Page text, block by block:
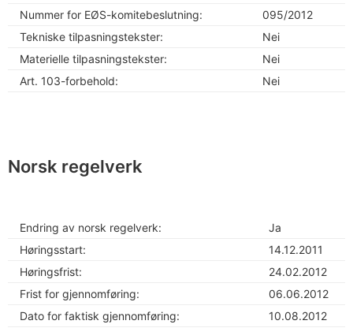
Nummer for EØS-komitebeslutning:
095/2012
Tekniske tilpasningstekster:
Nei
Materielle tilpasningstekster:
Nei
Art. 103-forbehold:
Nei
Norsk regelverk
Endring av norsk regelverk:
Ja
Høringsstart:
14.12.2011
Høringsfrist:
24.02.2012
Frist for gjennomføring:
06.06.2012
Dato for faktisk gjennomføring:
10.08.2012